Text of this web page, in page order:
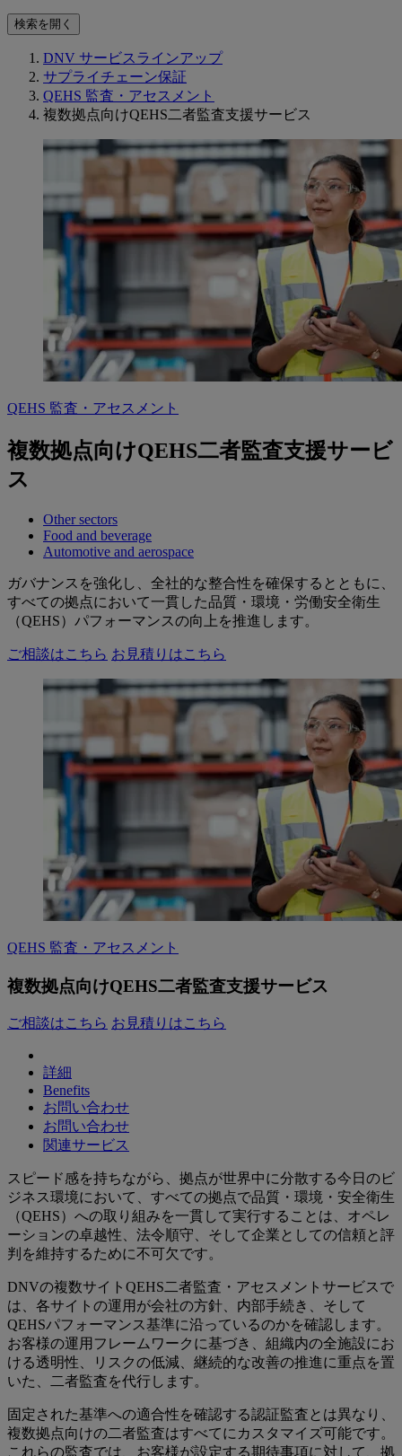
検索を開く
DNV サービスラインアップ
サプライチェーン保証
QEHS 監査・アセスメント
複数拠点向けQEHS二者監査支援サービス
QEHS 監査・アセスメント
複数拠点向けQEHS二者監査支援サービ
ス
Other sectors
Food and beverage
Automotive and aerospace
ガバナンスを強化し、全社的な整合性を確保するとともに、
すべての拠点において一貫した品質・環境・労働安全衛生
（QEHS）パフォーマンスの向上を推進します。
ご相談はこちら お見積りはこちら
QEHS 監査・アセスメント
複数拠点向けQEHS二者監査支援サービス
ご相談はこちら お見積りはこちら
詳細
Benefits
お問い合わせ
お問い合わせ
関連サービス
スピード感を持ちながら、拠点が世界中に分散する今日のビ
ジネス環境において、すべての拠点で品質・環境・安全衛生
（QEHS）への取り組みを一貫して実行することは、オペレ
ーションの卓越性、法令順守、そして企業としての信頼と評
判を維持するために不可欠です。
DNVの複数サイトQEHS二者監査・アセスメントサービスで
は、各サイトの運用が会社の方針、内部手続き、そして
QEHSパフォーマンス基準に沿っているのかを確認します。
お客様の運用フレームワークに基づき、組織内の全施設にお
ける透明性、リスクの低減、継続的な改善の推進に重点を置
いた、二者監査を代行します。
固定された基準への適合性を確認する認証監査とは異なり、
複数拠点向けの二者監査はすべてにカスタマイズ可能です。
これらの監査では、お客様が設定する期待事項に対して、拠